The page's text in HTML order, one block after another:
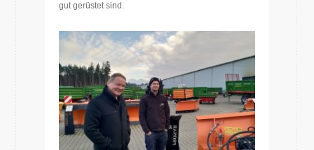
gut gerüstet sind.